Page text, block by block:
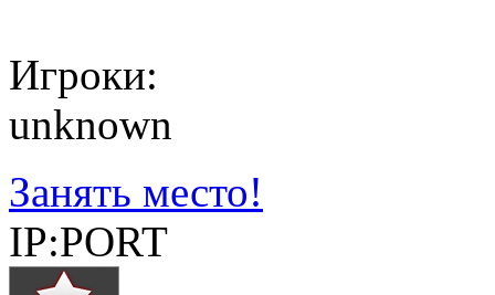
Игроки:
unknown
Занять место!
IP:PORT